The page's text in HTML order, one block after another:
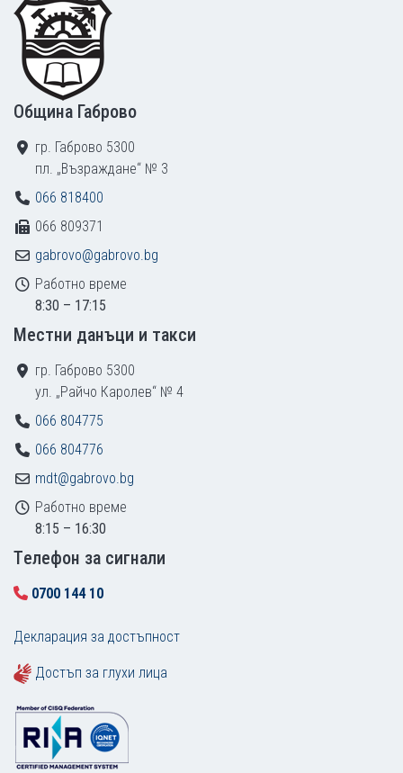
Община Габрово
гр. Габрово 5300
пл. „Възраждане“ № 3
066 818400
066 809371
gabrovo@gabrovo.bg
Работно време
8:30 – 17:15
Местни данъци и такси
гр. Габрово 5300
ул. „Райчо Каролев“ № 4
066 804775
066 804776
mdt@gabrovo.bg
Работно време
8:15 – 16:30
Tелефон за сигнали
0700 144 10
Декларация за достъпност
Достъп за глухи лица